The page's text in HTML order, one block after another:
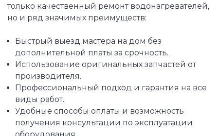
только качественный ремонт водонагревателей,
но и ряд значимых преимуществ:
Быстрый выезд мастера на дом без
дополнительной платы за срочность.
Использование оригинальных запчастей от
производителя.
Профессиональный подход и гарантия на все
виды работ.
Удобные способы оплаты и возможность
получения консультации по эксплуатации